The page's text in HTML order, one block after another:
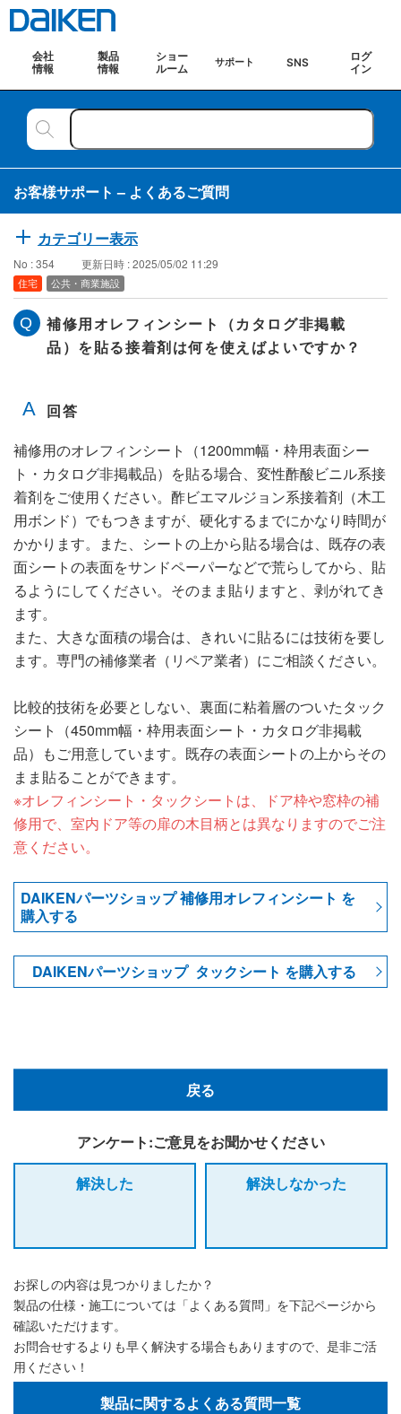
会社
情報
製品
情報
ショー
ルーム
サポート SNS
ログ
イン
お客様サポート – よくあるご質問
カテゴリー表示
No : 354 更新日時 : 2025/05/02 11:29
住宅 公共・商業施設
補修用オレフィンシート（カタログ非掲載
品）を貼る接着剤は何を使えばよいですか？
補修用のオレフィンシート（1200mm幅・枠用表面シー
ト・カタログ非掲載品）を貼る場合、変性酢酸ビニル系接
着剤をご使用ください。酢ビエマルジョン系接着剤（木工
用ボンド）でもつきますが、硬化するまでにかなり時間が
かかります。また、シートの上から貼る場合は、既存の表
面シートの表面をサンドペーパーなどで荒らしてから、貼
るようにしてください。そのまま貼りますと、剥がれてき
ます。
また、大きな面積の場合は、きれいに貼るには技術を要し
ます。専門の補修業者（リペア業者）にご相談ください。
比較的技術を必要としない、裏面に粘着層のついたタック
シート（450mm幅・枠用表面シート・カタログ非掲載
品）もご用意しています。既存の表面シートの上からその
まま貼ることができます。
※オレフィンシート・タックシートは、ドア枠や窓枠の補
修用で、室内ドア等の扉の木目柄とは異なりますのでご注
意ください。
DAIKENパーツショップ 補修用オレフィンシート を
購入する
DAIKENパーツショップ タックシート を購入する
戻る
アンケート:ご意見をお聞かせください
解決した
解決しなかった
お探しの内容は見つかりましたか？
製品の仕様・施工については「よくある質問」を下記ページから
確認いただけます。
お問合せするよりも早く解決する場合もありますので、是非ご活
用ください！
製品に関するよくある質問一覧